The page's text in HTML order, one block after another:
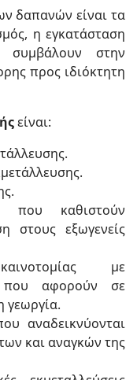
δαπανών είναι τα
η εγκατάσταση
συμβάλουν στην
προς ιδιόκτητη
είναι:
που καθιστούν
στους εξωγενείς
με
που αφορούν σε
γεωργία.
αναδεικνύονται
και αναγκών της